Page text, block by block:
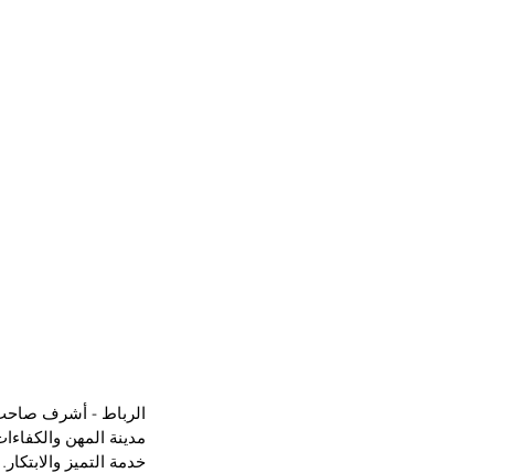
الرباط - أشرف صاحب
مدينة المهن
خدمة التميز والابتكار.